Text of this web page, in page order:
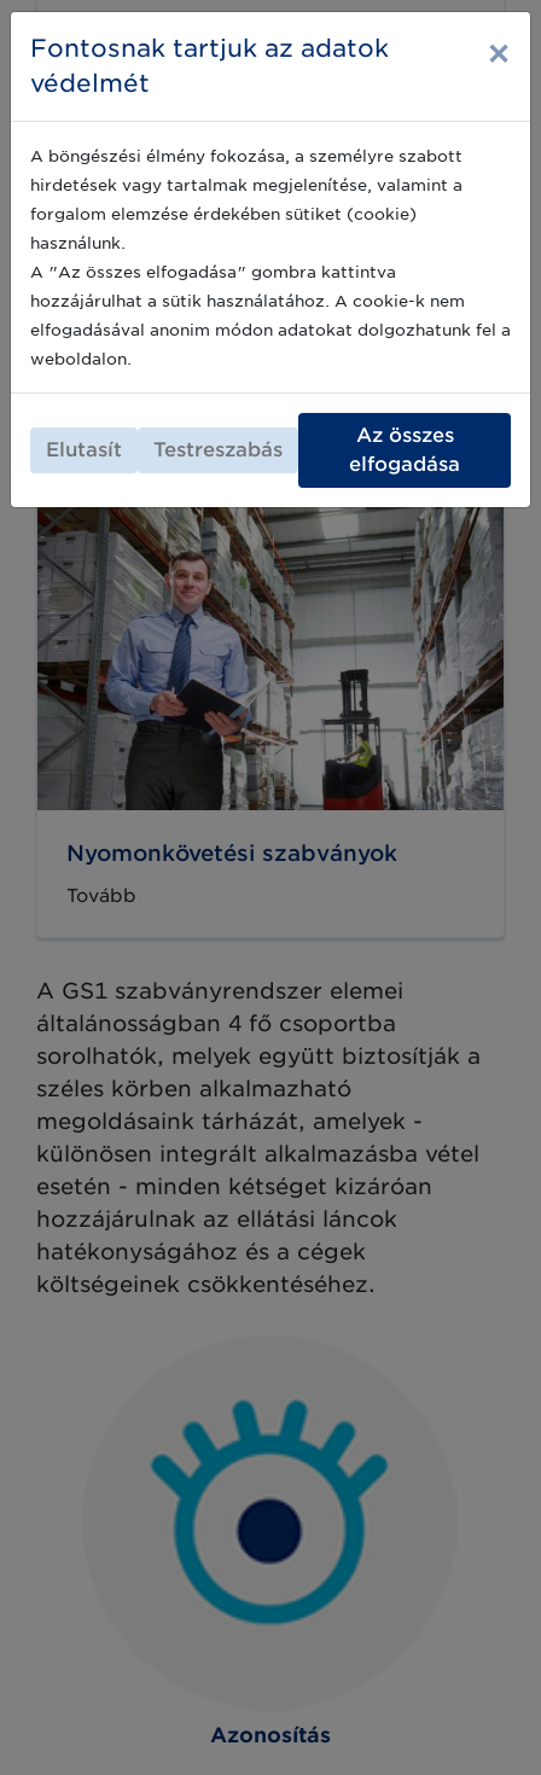
Tovább
Nyomonkövetési szabványok
Tovább
A GS1 szabványrendszer elemei
általánosságban 4 fő csoportba
sorolhatók, melyek együtt biztosítják a
széles körben alkalmazható
megoldásaink tárházát, amelyek -
különösen integrált alkalmazásba vétel
esetén - minden kétséget kizáróan
hozzájárulnak az ellátási láncok
hatékonyságához és a cégek
költségeinek csökkentéséhez.
Azonosítás
Fontosnak tartjuk az adatok
védelmét
×
A böngészési élmény fokozása, a személyre szabott
hirdetések vagy tartalmak megjelenítése, valamint a
forgalom elemzése érdekében sütiket (cookie)
használunk.
A "Az összes elfogadása" gombra kattintva
hozzájárulhat a sütik használatához. A cookie-k nem
elfogadásával anonim módon adatokat dolgozhatunk fel a
weboldalon.
Elutasít Testreszabás
Az összes
elfogadása